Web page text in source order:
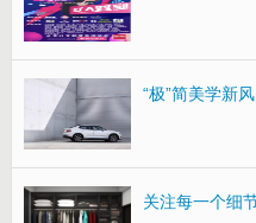
“极”简美学新
关注每一个细